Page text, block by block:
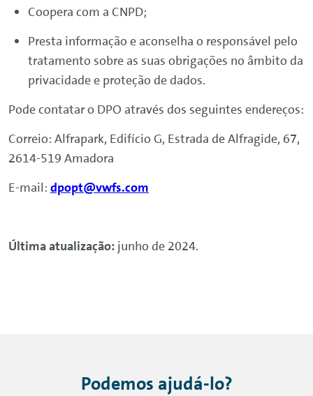
Coopera com a CNPD;
Presta informação e aconselha o responsável pelo
tratamento sobre as suas obrigações no âmbito da
privacidade e proteção de dados.
Pode contatar o DPO através dos seguintes endereços:
Correio: Alfrapark, Edifício G, Estrada de Alfragide, 67,
2614-519 Amadora
E-mail: dpopt@vwfs.com
Última atualização: junho de 2024.
Podemos ajudá-lo?